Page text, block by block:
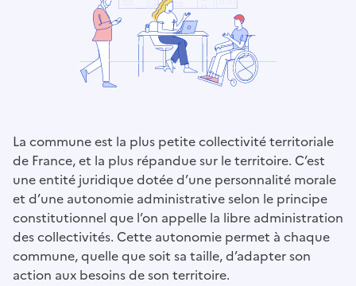
La commune est la plus petite collectivité territoriale
de France, et la plus répandue sur le territoire. C’est
une entité juridique dotée d’une personnalité morale
et d’une autonomie administrative selon le principe
constitutionnel que l’on appelle la libre administration
des collectivités. Cette autonomie permet à chaque
commune, quelle que soit sa taille, d’adapter son
action aux besoins de son territoire.